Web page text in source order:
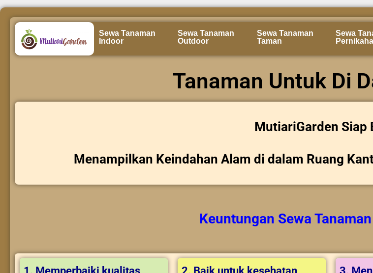
Sewa Tanaman
Indoor
Sewa Tanaman
Outdoor
Sewa Tanaman
Taman
Sewa
Tanaman Untuk Di
MutiariGarden Siap
Menampilkan Keindahan Alam di dalam Ruang
Keuntungan Sewa